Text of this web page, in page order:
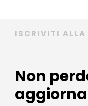
ISCRIVITI ALLA
Non